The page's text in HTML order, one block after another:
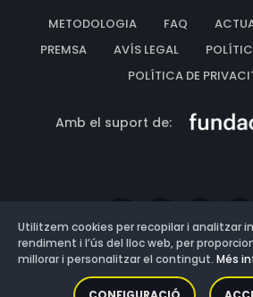
METODOLOGIA FAQ
PREMSA
AVÍS LEGAL
POLÍTICA DE
Amb el suport de:
Versió:
Utilitzem cookies per recopilar i analitzar
rendiment i l’ús del lloc web, per
millorar i personalitzar el contingut. Més